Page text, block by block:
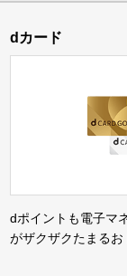
dカード
dポイントも電子マ
がザクザクたまるお